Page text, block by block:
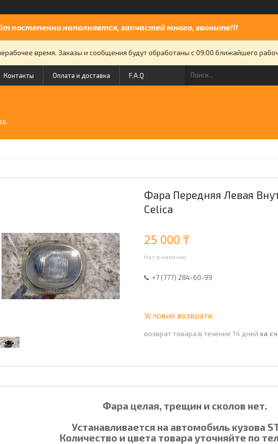
постепенно наполняется, запчастей много, звоните!!!
время. Заказы и сообщения будут обработаны с 09:00 ближайшего
Контакты Оплата и доставка F.A.Q
Фара Передняя Левая
Celica
25 000 ₸
Нет в наличии
+7 (777) 284-60-99
возврат товара в течение 14 дней за
Фара целая, трещин и сколов нет.
Устанавливается на автомобиль кузова
Количество и цвета товара уточняйте по